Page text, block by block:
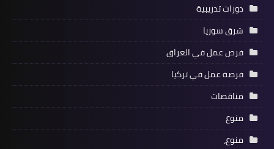
دورات تدريبية
شرق سوريا
فرص عمل في العراق
فرصة عمل في تركيا
مناقصات
منوع
منوع،